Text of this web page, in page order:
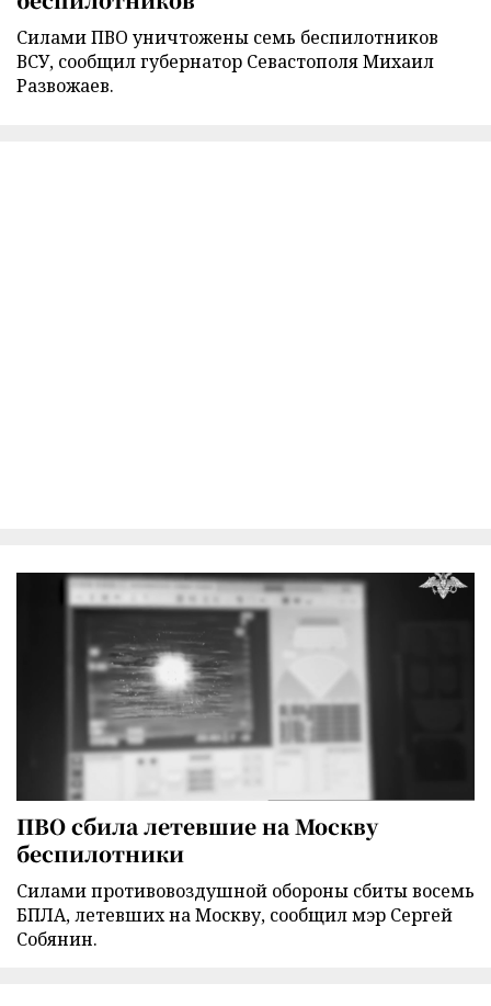
Силами ПВО уничтожены семь беспилотников
ВСУ, сообщил губернатор Севастополя Михаил
Развожаев.
ПВО сбила летевшие на Москву
беспилотники
Силами противовоздушной обороны сбиты восемь
БПЛА, летевших на Москву, сообщил мэр Сергей
Собянин.